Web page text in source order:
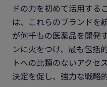
ドの力を初めて活用する
は、これらのブランドを
が何千もの医薬品を開発
ンに火をつけ、最も包括
トへの比類のないアクセ
決定を促し、強力な戦略